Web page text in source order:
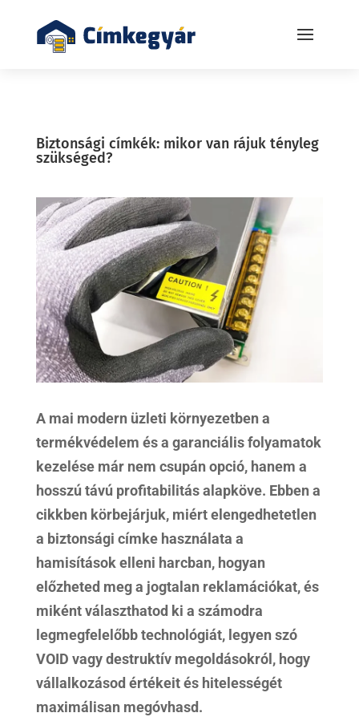
Biztonsági címkék: mikor van rájuk tényleg
szükséged?
A mai modern üzleti környezetben a
termékvédelem és a garanciális folyamatok
kezelése már nem csupán opció, hanem a
hosszú távú profitabilitás alapköve. Ebben a
cikkben körbejárjuk, miért elengedhetetlen
a biztonsági címke használata a
hamisítások elleni harcban, hogyan
előzheted meg a jogtalan reklamációkat, és
miként választhatod ki a számodra
legmegfelelőbb technológiát, legyen szó
VOID vagy destruktív megoldásokról, hogy
vállalkozásod értékeit és hitelességét
maximálisan megóvhasd.